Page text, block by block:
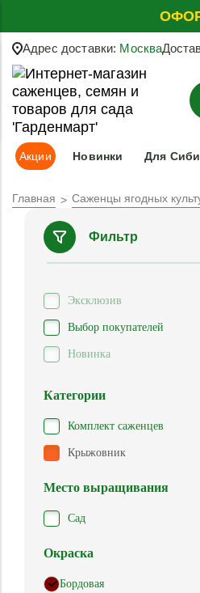
Адрес доставки: Москва
Акции Новинки Для
Главная Саженцы ягодных
Фильтр
Эксклюзив
Выбор покупателей
Новинка
Категории
Комплект саженцев
Крыжовник
Место выращивания
Сад
Окраска
Бордовая